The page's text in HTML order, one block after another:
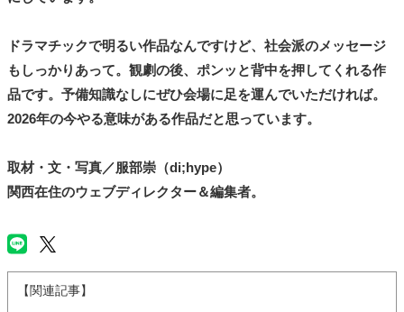
ドラマチックで明るい作品なんですけど、社会派のメッセージ
もしっかりあって。観劇の後、ポンッと背中を押してくれる作
品です。予備知識なしにぜひ会場に足を運んでいただければ。
2026年の今やる意味がある作品だと思っています。
取材・文・写真／服部崇（di;hype）
関西在住のウェブディレクター＆編集者。
【関連記事】